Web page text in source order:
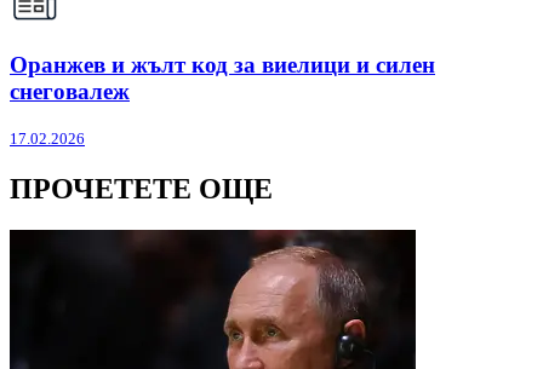
Оранжев и жълт код за виелици и силен
снеговалеж
17.02.2026
ПРОЧЕТЕТЕ ОЩЕ